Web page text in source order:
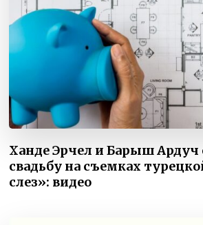
Ханде Эрчел и Барыш Ардуч
свадьбу на съемках
слез»: видео